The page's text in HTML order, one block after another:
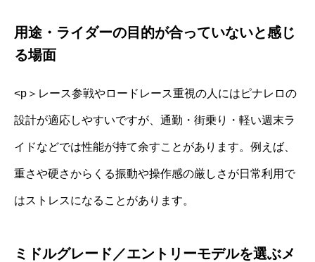
用途・ライダーの目的が合っていないと感じ
る場面
<p＞レース参戦やロードレース重視の人にはピナレロの
設計が適応しやすいですが、通勤・街乗り・軽い週末ラ
イドなどでは性能が持て余すことがあります。例えば、
重さや硬さからくる振動や操作感の厳しさが日常利用で
はストレスになることがあります。
ミドルグレード／エントリーモデルを選ぶメ